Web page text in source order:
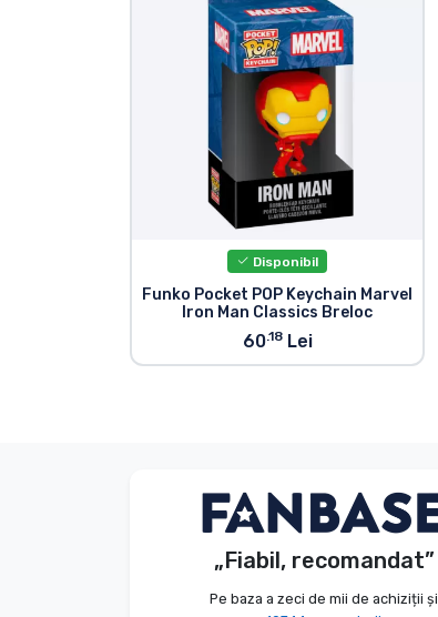
Disponibil
Funko Pocket POP Keychain Marvel
Iron Man Classics Breloc
60.18Lei
„Fiabil, recomandat”
Pe baza a zeci de mii de achiziții și
Anonim Client
2026. 08. 07.
Sortare după serie
Sortare după filme
Sortare după desene
Sortare după Anime
Sortare după jocuri
Tipuri de produse